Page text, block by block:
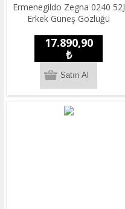
Ermenegildo Zegna 0240 52J
Erkek Güneş Gözlüğü
17.890,90
₺